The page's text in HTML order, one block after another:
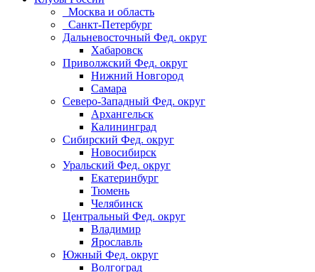
_Москва и область
_Санкт-Петербург
Дальневосточный Фед. округ
Хабаровск
Приволжский Фед. округ
Нижний Новгород
Самара
Северо-Западный Фед. округ
Архангельск
Калининград
Сибирский Фед. округ
Новосибирск
Уральский Фед. округ
Екатеринбург
Тюмень
Челябинск
Центральный Фед. округ
Владимир
Ярославль
Южный Фед. округ
Волгоград